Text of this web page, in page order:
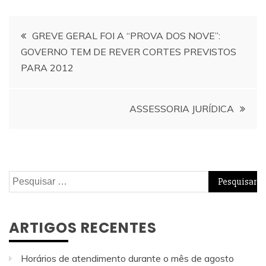
Navegação
de
GREVE GERAL FOI A “PROVA DOS NOVE”:
GOVERNO TEM DE REVER CORTES PREVISTOS
PARA 2012
ASSESSORIA JURÍDICA
Pesquisar
por:
ARTIGOS RECENTES
Horários de atendimento durante o mês de agosto